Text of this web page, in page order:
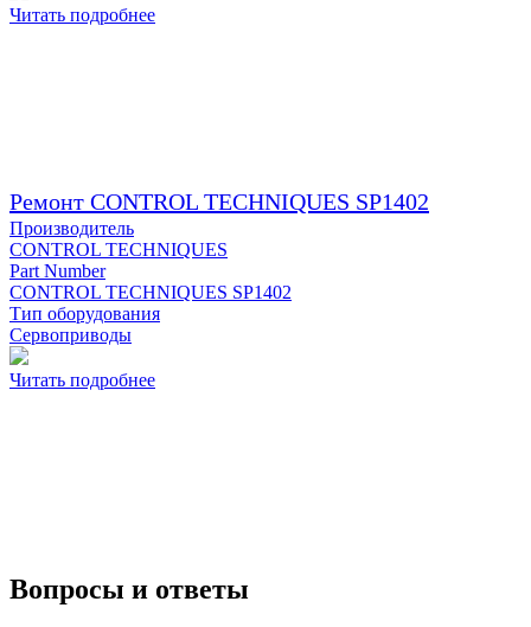
Читать подробнее
Ремонт CONTROL TECHNIQUES SP1402
Производитель
CONTROL TECHNIQUES
Part Number
CONTROL TECHNIQUES SP1402
Тип оборудования
Сервоприводы
Читать подробнее
Вопросы и ответы